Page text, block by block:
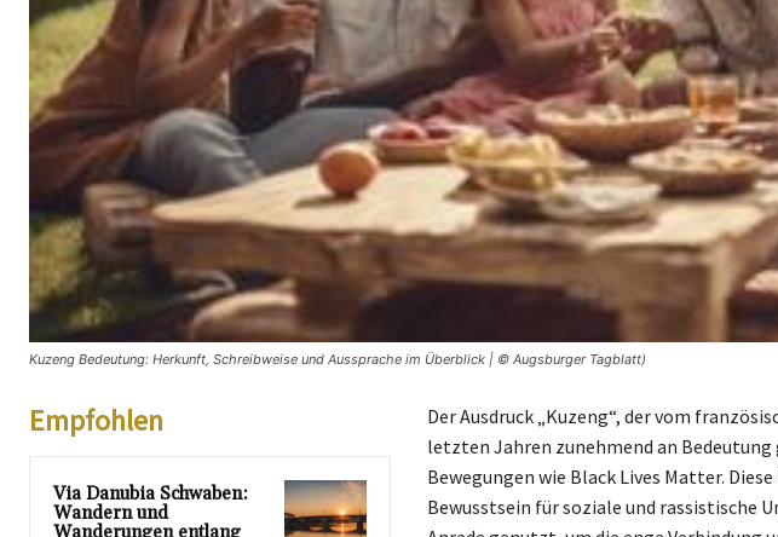
Kuzeng Bedeutung: Herkunft, Schreibweise und Aussprache im Überblick | © Augsburger Tagblatt)
Empfohlen
Via Danubia Schwaben:
Wandern und
Der Ausdruck „Kuzeng“, der vom
letzten Jahren zunehmend an
Bewegungen wie Black Lives Matter.
Bewusstsein für soziale und rassistische